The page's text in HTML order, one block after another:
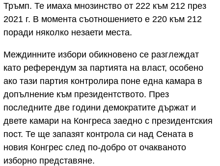
Тръмп. Те имаха мнозинство от 222 към 212 през
2021 г. В момента съотношението е 220 към 212
поради няколко незаети места.
Междинните избори обикновено се разглеждат
като референдум за партията на власт, особено
ако тази партия контролира поне една камара в
допълнение към президентството. През
последните две години демократите държат и
двете камари на Конгреса заедно с президентския
пост. Те ще запазят контрола си над Сената в
новия Конгрес след по-добро от очакваното
изборно представяне.